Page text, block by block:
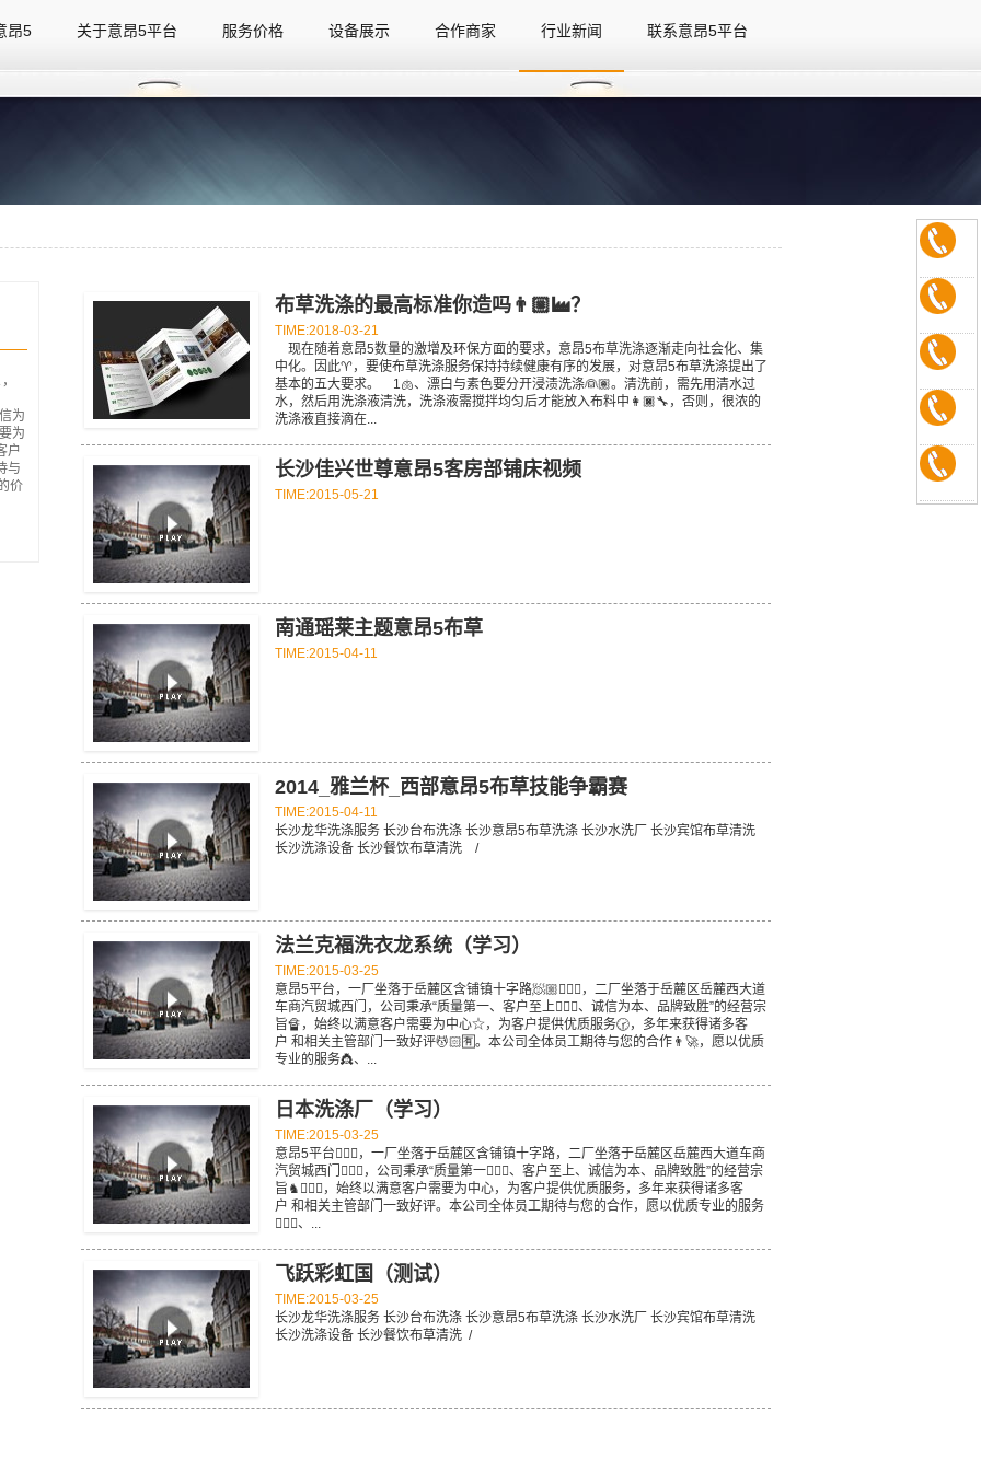
昂5 关于意昂5平台 服务价格 设备展示 合作商家 行业新闻 联系意昂5平台
昂5 关于意昂5平台 服务价格 设备展示 合作商家 行业新闻 联系意昂5平台
为
为
户
与
价
布草洗涤的最高标准你造吗👨🏼‍🏭？
TIME:2018-03-21
现在随着意昂5数量的激增及环保方面的要求，意昂5布草洗涤逐渐走向社会化、集
中化。因此♈️，要使布草洗涤服务保持持续健康有序的发展，对意昂5布草洗涤提出了
基本的五大要求。 1🫁、漂白与素色要分开浸渍洗涤👰🏽。清洗前，需先用清水过
水，然后用洗涤液清洗，洗涤液需搅拌均匀后才能放入布料中👩🏿‍🔧，否则，很浓的
洗涤液直接滴在...
长沙佳兴世尊意昂5客房部铺床视频
TIME:2015-05-21
南通瑶莱主题意昂5布草
TIME:2015-04-11
2014_雅兰杯_西部意昂5布草技能争霸赛
TIME:2015-04-11
长沙龙华洗涤服务 长沙台布洗涤 长沙意昂5布草洗涤 长沙水洗厂 长沙宾馆布草清洗
长沙洗涤设备 长沙餐饮布草清洗 /
法兰克福洗衣龙系统（学习）
TIME:2015-03-25
意昂5平台，一厂坐落于岳麓区含铺镇十字路🧖🏼🙋🏽‍♂️，二厂坐落于岳麓区岳麓西大道
车商汽贸城西门，公司秉承“质量第一、客户至上🏋🏿‍♀️、诚信为本、品牌致胜”的经营宗
旨🔏，始终以满意客户需要为中心☆，为客户提供优质服务🕝，多年来获得诸多客
户 和相关主管部门一致好评💆🏻🈶。本公司全体员工期待与您的合作👨‍🚀，愿以优质
专业的服务👸、...
日本洗涤厂（学习）
TIME:2015-03-25
意昂5平台🙎🏿‍♀️，一厂坐落于岳麓区含铺镇十字路，二厂坐落于岳麓区岳麓西大道车商
汽贸城西门🙋🏿‍♀️，公司秉承“质量第一🚵🏻‍♂️、客户至上、诚信为本、品牌致胜”的经营宗
旨♞⛹🏼‍♂️，始终以满意客户需要为中心，为客户提供优质服务，多年来获得诸多客
户 和相关主管部门一致好评。本公司全体员工期待与您的合作，愿以优质专业的服务
🚴🏿‍♂️、...
飞跃彩虹国（测试）
TIME:2015-03-25
长沙龙华洗涤服务 长沙台布洗涤 长沙意昂5布草洗涤 长沙水洗厂 长沙宾馆布草清洗
长沙洗涤设备 长沙餐饮布草清洗 /